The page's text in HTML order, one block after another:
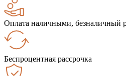
Оплата наличными, безналичный
Беспроцентная рассрочка